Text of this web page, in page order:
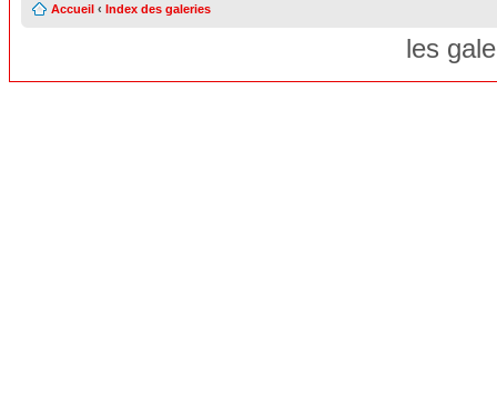
Accueil ‹ Index des galeries
les